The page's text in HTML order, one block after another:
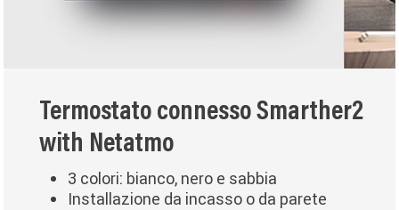
Termostato connesso Smarther2
with Netatmo
3 colori: bianco, nero e sabbia
Installazione da incasso o da parete